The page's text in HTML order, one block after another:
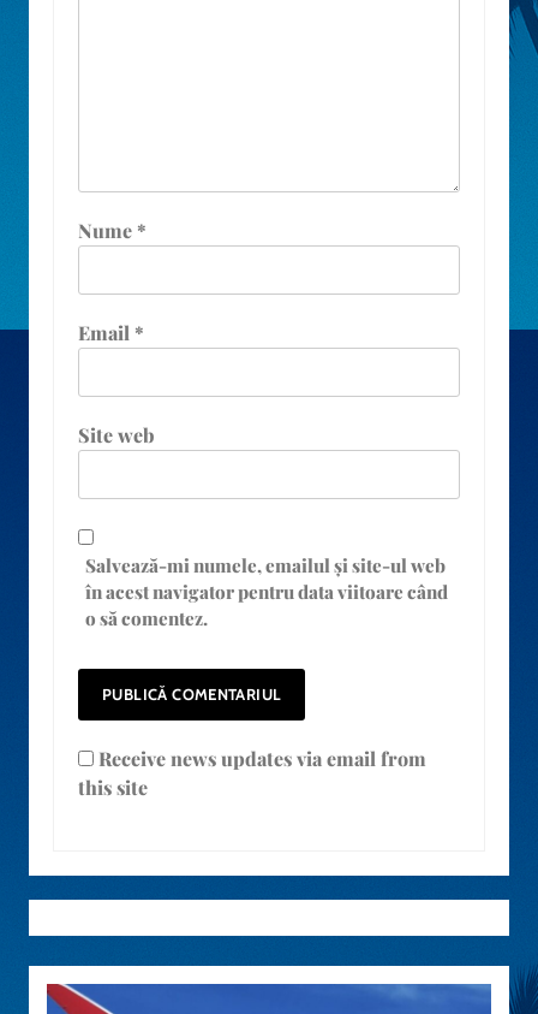
Nume *
Email *
Site web
Salvează-mi numele, emailul și site-ul web
în acest navigator pentru data viitoare când
o să comentez.
Receive news updates via email from
this site